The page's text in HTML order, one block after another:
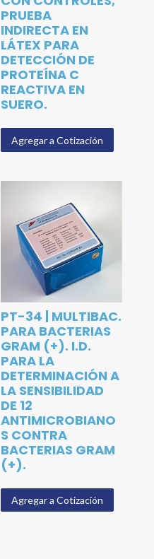
PRUEBA
INDIRECTA EN
LÁTEX PARA
DETECCIÓN DE
PROTEÍNA C
REACTIVA EN
SUERO.
Agregar a Cotización
PT-34 | MULTIBAC.
PARA BACTERIAS
GRAM (+). I.D.
PARA LA
DETERMINACIÓN A
LA SENSIBILIDAD
DE 12
ANTIMICROBIANO
S CONTRA
BACTERIAS GRAM
(+).
Agregar a Cotización